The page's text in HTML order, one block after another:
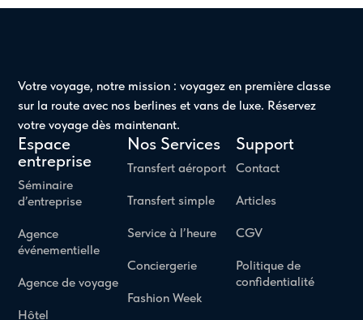
Votre voyage, notre mission : voyagez en première classe
sur la route avec nos berlines et vans de luxe. Réservez
votre voyage dès maintenant.
Espace
entreprise
Séminaire
d’entreprise
Agence
événementielle
Agence de voyage
Hôtel
Nos Services
Transfert aéroport
Transfert simple
Service à l’heure
Conciergerie
Fashion Week
Support
Contact
Articles
CGV
Politique de
confidentialité